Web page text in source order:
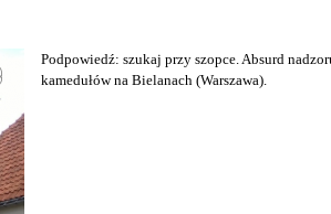
Podpowiedź: szukaj przy szopce. Absurd
kamedułów na Bielanach (Warszawa).